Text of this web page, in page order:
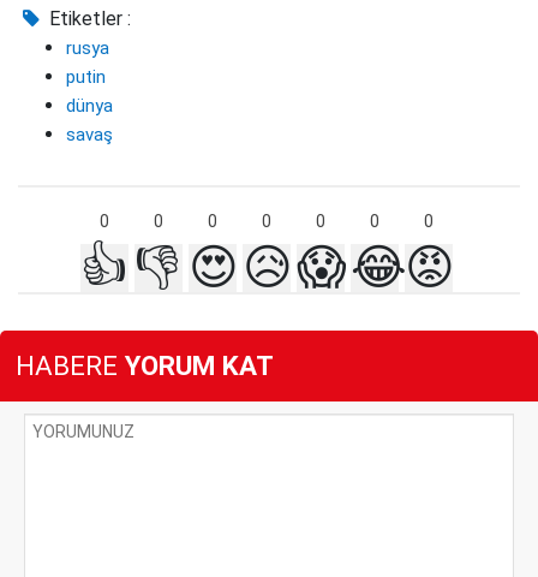
Etiketler :
rusya
putin
dünya
savaş
0 0 0 0 0 0 0
👍 👎 😍😥😱😂😡
HABERE YORUM KAT